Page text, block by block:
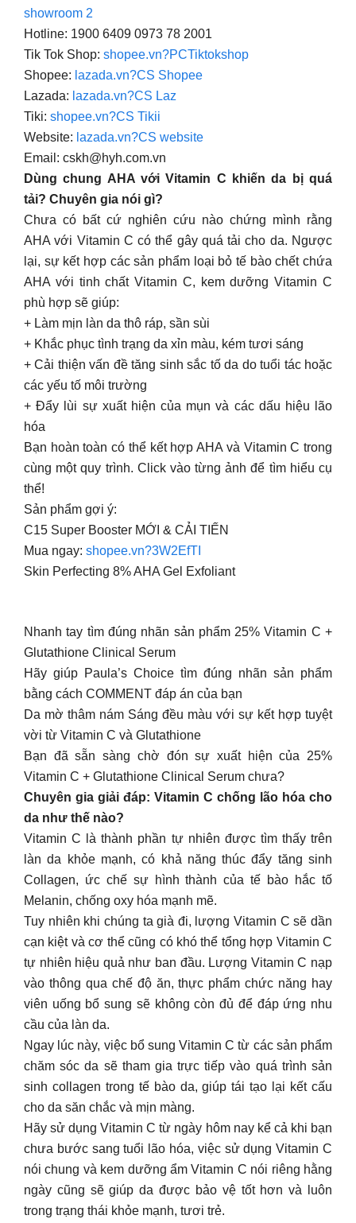
showroom 2
Hotline: 1900 6409 0973 78 2001
Tik Tok Shop: shopee.vn?PCTiktokshop
Shopee: lazada.vn?CS Shopee
Lazada: lazada.vn?CS Laz
Tiki: shopee.vn?CS Tikii
Website: lazada.vn?CS website
Email: cskh@hyh.com.vn
Dùng chung AHA với Vitamin C khiến da bị quá
tải? Chuyên gia nói gì?
Chưa có bất cứ nghiên cứu nào chứng mình rằng
AHA với Vitamin C có thể gây quá tải cho da. Ngược
lại, sự kết hợp các sản phẩm loại bỏ tế bào chết chứa
AHA với tinh chất Vitamin C, kem dưỡng Vitamin C
phù hợp sẽ giúp:
+ Làm mịn làn da thô ráp, sần sùi
+ Khắc phục tình trạng da xỉn màu, kém tươi sáng
+ Cải thiện vấn đề tăng sinh sắc tố da do tuổi tác hoặc
các yếu tố môi trường
+ Đẩy lùi sự xuất hiện của mụn và các dấu hiệu lão
hóa
Bạn hoàn toàn có thể kết hợp AHA và Vitamin C trong
cùng một quy trình. Click vào từng ảnh để tìm hiểu cụ
thể!
Sản phẩm gợi ý:
C15 Super Booster MỚI & CẢI TIẾN
Mua ngay: shopee.vn?3W2EfTI
Skin Perfecting 8% AHA Gel Exfoliant
Nhanh tay tìm đúng nhãn sản phẩm 25% Vitamin C +
Glutathione Clinical Serum
Hãy giúp Paula’s Choice tìm đúng nhãn sản phẩm
bằng cách COMMENT đáp án của bạn
Da mờ thâm nám Sáng đều màu với sự kết hợp tuyệt
vời từ Vitamin C và Glutathione
Bạn đã sẵn sàng chờ đón sự xuất hiện của 25%
Vitamin C + Glutathione Clinical Serum chưa?
Chuyên gia giải đáp: Vitamin C chống lão hóa cho
da như thế nào?
Vitamin C là thành phần tự nhiên được tìm thấy trên
làn da khỏe mạnh, có khả năng thúc đẩy tăng sinh
Collagen, ức chế sự hình thành của tế bào hắc tố
Melanin, chống oxy hóa mạnh mẽ.
Tuy nhiên khi chúng ta già đi, lượng Vitamin C sẽ dần
cạn kiệt và cơ thể cũng có khó thể tổng hợp Vitamin C
tự nhiên hiệu quả như ban đầu. Lượng Vitamin C nạp
vào thông qua chế độ ăn, thực phẩm chức năng hay
viên uống bổ sung sẽ không còn đủ để đáp ứng nhu
cầu của làn da.
Ngay lúc này, việc bổ sung Vitamin C từ các sản phẩm
chăm sóc da sẽ tham gia trực tiếp vào quá trình sản
sinh collagen trong tế bào da, giúp tái tạo lại kết cấu
cho da săn chắc và mịn màng.
Hãy sử dụng Vitamin C từ ngày hôm nay kể cả khi bạn
chưa bước sang tuổi lão hóa, việc sử dụng Vitamin C
nói chung và kem dưỡng ẩm Vitamin C nói riêng hằng
ngày cũng sẽ giúp da được bảo vệ tốt hơn và luôn
trong trạng thái khỏe mạnh, tươi trẻ.